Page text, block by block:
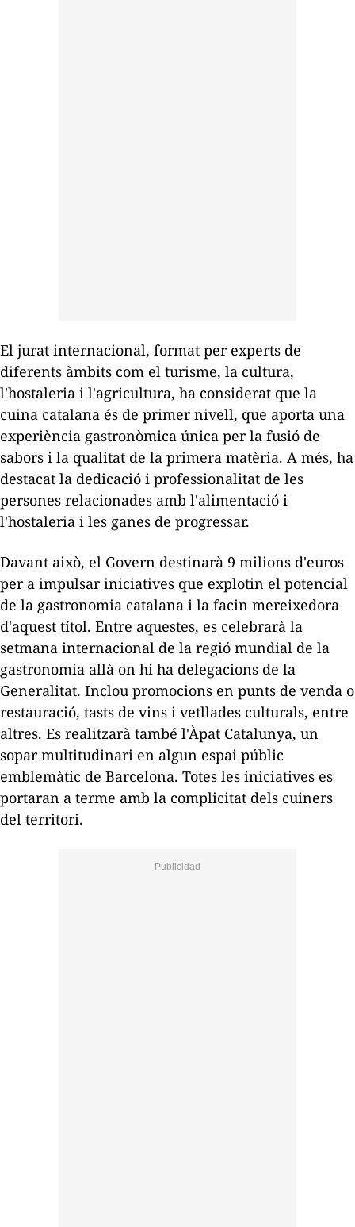
El jurat internacional, format per experts de
diferents àmbits com el turisme, la cultura,
l'hostaleria i l'agricultura, ha considerat que la
cuina catalana és de primer nivell, que aporta una
experiència gastronòmica única per la fusió de
sabors i la qualitat de la primera matèria. A més, ha
destacat la dedicació i professionalitat de les
persones relacionades amb l'alimentació i
l'hostaleria i les ganes de progressar.
Davant això, el Govern destinarà 9 milions d'euros
per a impulsar iniciatives que explotin el potencial
de la gastronomia catalana i la facin mereixedora
d'aquest títol. Entre aquestes, es celebrarà la
setmana internacional de la regió mundial de la
gastronomia allà on hi ha delegacions de la
Generalitat. Inclou promocions en punts de venda o
restauració, tasts de vins i vetllades culturals, entre
altres. Es realitzarà també l'Àpat Catalunya, un
sopar multitudinari en algun espai públic
emblemàtic de Barcelona. Totes les iniciatives es
portaran a terme amb la complicitat dels cuiners
del territori.